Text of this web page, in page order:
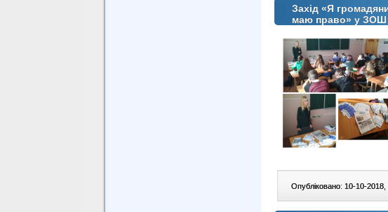
Захід «Я
маю право» у
Опубліковано: 10-10-2018,